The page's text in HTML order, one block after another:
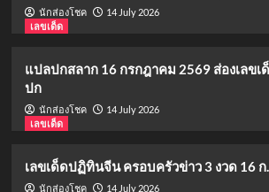
นักส่องโชค
14 July 2026
เลขเด็ด
แปลปกสลาก 16 กรกฎาคม 2569 ส่องเลข
ปก
นักส่องโชค
14 July 2026
เลขเด็ด
เลขเด็ดปฏิทินจีน ครอบครัวข่าว 3 งวด 16 ก
นักส่องโชค 14 July 2026